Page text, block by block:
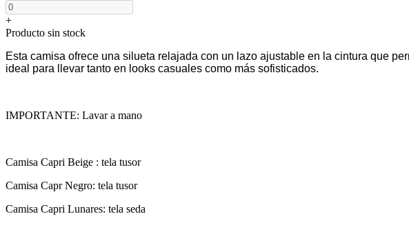
+
Producto sin stock
Esta camisa ofrece una silueta relajada con un lazo ajustable en la cintura que
ideal para llevar tanto en looks casuales como más sofisticados.
IMPORTANTE: Lavar a mano
Camisa Capri Beige : tela tusor
Camisa Capr Negro: tela tusor
Camisa Capri Lunares: tela seda